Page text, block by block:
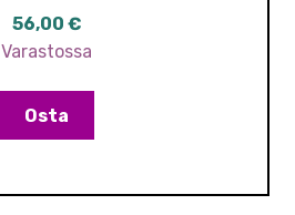
56,00 €
Varastossa
Osta